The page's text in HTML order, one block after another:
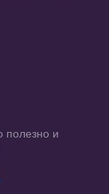
полезно и